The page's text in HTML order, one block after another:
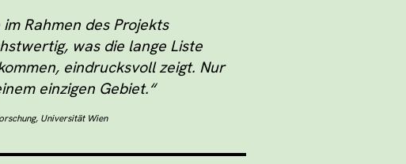
Rahmen des Projekts
was die lange Liste
eindrucksvoll zeigt. Nur
einzigen Gebiet.“
Universität Wien